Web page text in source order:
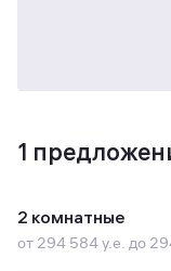
1
2 комнатные
от 294 584 у.е. до